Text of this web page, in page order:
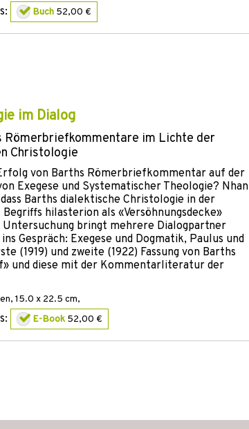
Buch 52,00 €
im Dialog
Römerbriefkommentare im Lichte der
Christologie
von Barths Römerbriefkommentar auf der
Exegese und Systematischer Theologie? Nhan
dass Barths dialektische Christologie in der
Begriffs hilasterion als «Versöhnungsdecke»
Untersuchung bringt mehrere Dialogpartner
Gespräch: Exegese und Dogmatik, Paulus und
(1919) und zweite (1922) Fassung von Barths
und diese mit der Kommentarliteratur der
15.0 x 22.5 cm,
E-Book 52,00 €